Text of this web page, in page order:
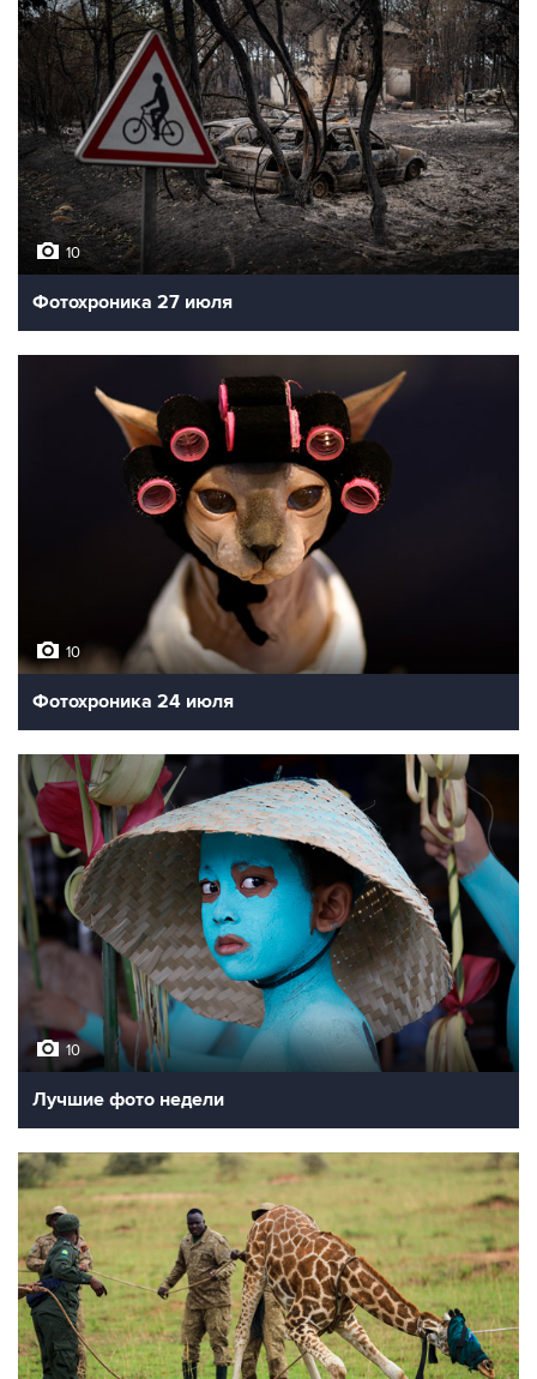
10
Фотохроника 27 июля
10
Фотохроника 24 июля
10
Лучшие фото недели